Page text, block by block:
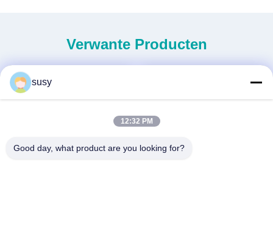
Verwante Producten
susy
12:32 PM
Good day, what product are you looking for?